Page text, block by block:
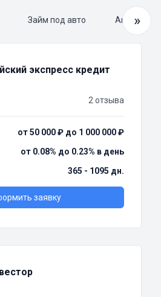
Займ под авто »
экспресс кредит
2 отзыва
от 50 000 ₽ до 1 000 000 ₽
от 0.08% до 0.23% в день
365 - 1095 дн.
заявку